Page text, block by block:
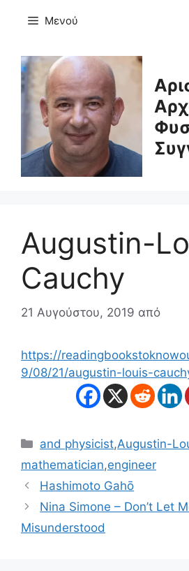
Μενού
Augustin-
Cauchy
21 Αυγούστου, 2019 από
https://
9/08/21/augustin-louis-
Κατηγορίες
and physicist,Augustin-
mathematician,engineer
Hashimoto Gahō
Nina Simone – Don’t Let
Misunderstood